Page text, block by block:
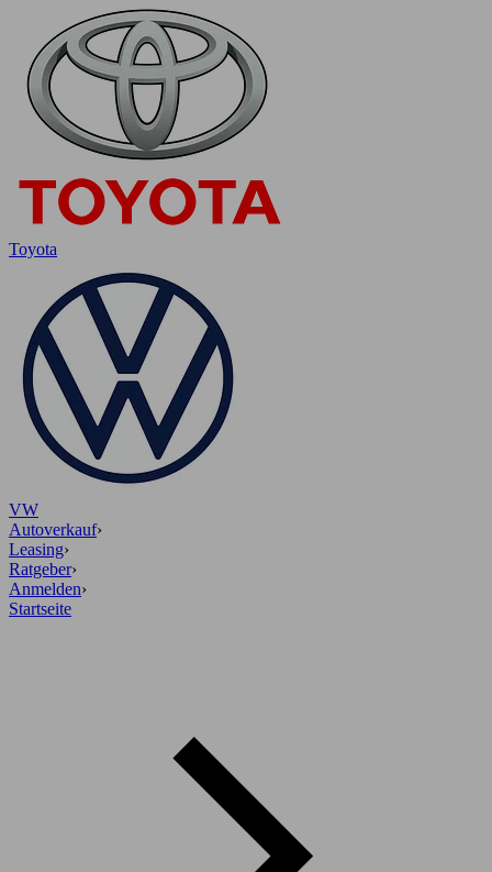
Toyota
VW
Autoverkauf›
Leasing›
Ratgeber›
Anmelden›
Startseite